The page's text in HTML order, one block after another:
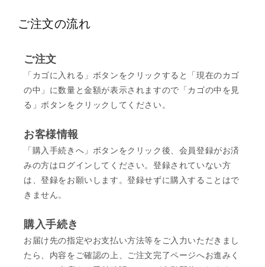
ご注文の流れ
ご注文
「カゴに入れる」ボタンをクリックすると「現在のカゴ
の中」に数量と金額が表示されますので「カゴの中を見
る」ボタンをクリックしてください。
お客様情報
「購入手続きへ」ボタンをクリック後、会員登録がお済
みの方はログインしてください。登録されていない方
は、登録をお願いします。登録せずに購入することはで
きません。
購入手続き
お届け先の指定やお支払い方法等をご入力いただきまし
たら、内容をご確認の上、ご注文完了ページへお進みく